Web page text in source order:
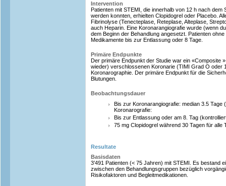
Intervention
Patienten mit STEMI, die innerhalb von 12 h nach dem
werden konnten, erhielten Clopidogrel oder Placebo.
Fibrinolyse (Tenecteplase, Reteplase, Alteplase,
auch Heparin. Eine Koronarangiografie wurde (wenn
dem Beginn der Behandlung angesetzt. Patienten
Medikamente bis zur Entlassung oder 8 Tage.
Primäre Endpunkte
Der primäre Endpunkt der Studie war ein «Composite
wieder) verschlossenen Koronarie (TIMI Grad O oder
Koronarographie. Der primäre Endpunkt für die
Blutungen.
Beobachtungsdauer
Bis zur Koronarangiografie: median 3.5 Tage
Koronarografie:
Bis zur Entlassung oder am 8. Tag
75 mg Clopidogrel während 30 Tagen für alle
Resultate
Basisdaten
3’491 Patienten (< 75 Jahren) mit STEMI. Es bestand
zwischen den Behandlungsgruppen bezüglich
Risikofaktoren und Begleitmedikationen.